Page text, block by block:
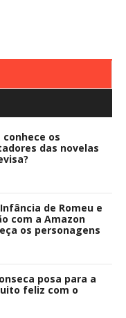
conhece os
das novelas
de Romeu e
com a Amazon
os personagens
posa para a
feliz com o